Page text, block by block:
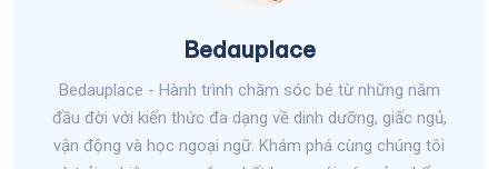
Bedauplace
Bedauplace - Hành trình chăm sóc bé từ những năm
đầu đời với kiến thức đa dạng về dinh dưỡng, giấc ngủ,
vận động và học ngoại ngữ. Khám phá cùng chúng tôi